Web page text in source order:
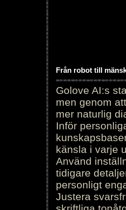
Från robot till
Golove AI:s
men genom
mer naturlig
Inför
känsla i varje
Använd
tidigare
personligt
Justera